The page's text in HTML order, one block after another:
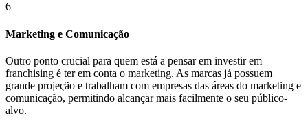
6
Marketing e Comunicação
Outro ponto crucial para quem está a pensar em investir em
franchising é ter em conta o marketing. As marcas já possuem
grande projeção e trabalham com empresas das áreas do marketing e
comunicação, permitindo alcançar mais facilmente o seu público-
alvo.